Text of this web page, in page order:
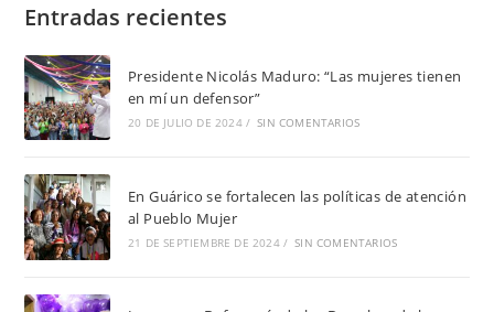
Entradas recientes
Presidente Nicolás Maduro: “Las mujeres tienen
en mí un defensor”
20 DE JULIO DE 2024 / SIN COMENTARIOS
En Guárico se fortalecen las políticas de atención
al Pueblo Mujer
21 DE SEPTIEMBRE DE 2024 / SIN COMENTARIOS